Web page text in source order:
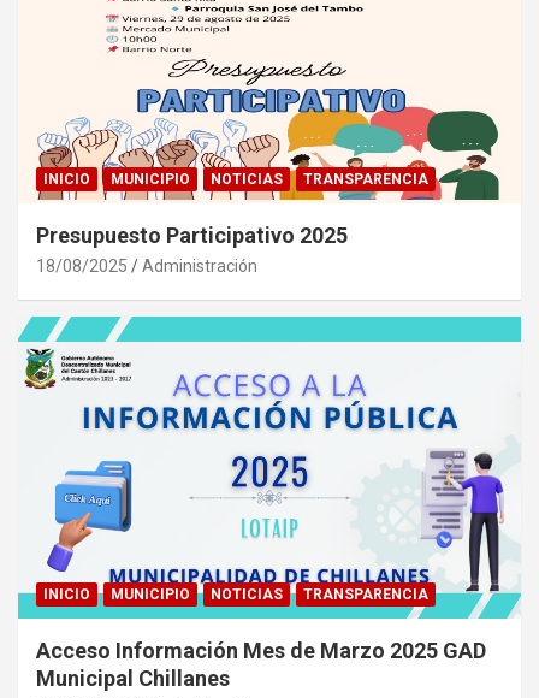
INICIO MUNICIPIO NOTICIAS TRANSPARENCIA
Presupuesto Participativo 2025
18/08/2025 Administración
INICIO MUNICIPIO NOTICIAS TRANSPARENCIA
Acceso Información Mes de Marzo 2025 GAD
Municipal Chillanes